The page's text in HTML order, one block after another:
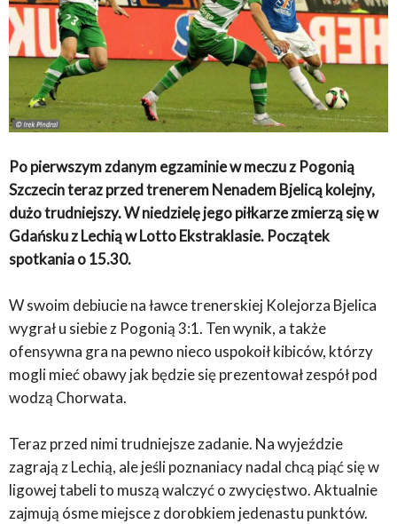
Po pierwszym zdanym egzaminie w meczu z Pogonią
Szczecin teraz przed trenerem Nenadem Bjelicą kolejny,
dużo trudniejszy. W niedzielę jego piłkarze zmierzą się w
Gdańsku z Lechią w Lotto Ekstraklasie. Początek
spotkania o 15.30.
W swoim debiucie na ławce trenerskiej Kolejorza Bjelica
wygrał u siebie z Pogonią 3:1. Ten wynik, a także
ofensywna gra na pewno nieco uspokoił kibiców, którzy
mogli mieć obawy jak będzie się prezentował zespół pod
wodzą Chorwata.
Teraz przed nimi trudniejsze zadanie. Na wyjeździe
zagrają z Lechią, ale jeśli poznaniacy nadal chcą piąć się w
ligowej tabeli to muszą walczyć o zwycięstwo. Aktualnie
zajmują ósme miejsce z dorobkiem jedenastu punktów.